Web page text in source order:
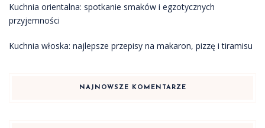
Kuchnia orientalna: spotkanie smaków i egzotycznych
przyjemności
Kuchnia włoska: najlepsze przepisy na makaron, pizzę i tiramisu
NAJNOWSZE KOMENTARZE